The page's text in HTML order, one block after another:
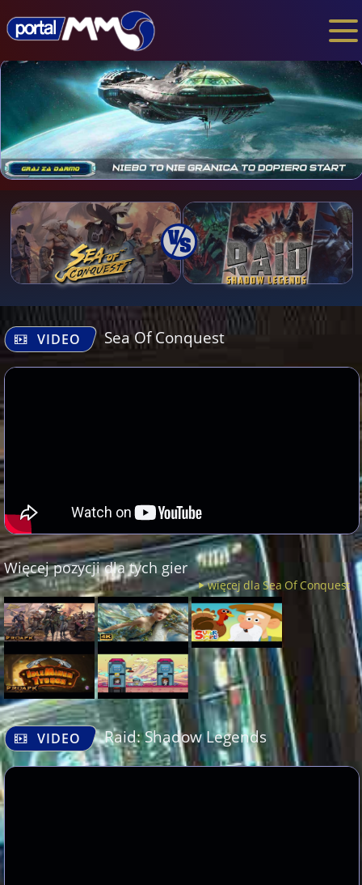
VIDEO Sea Of Conquest
Więcej pozycji dla tych gier
więcej dla Sea Of Conquest
VIDEO Raid: Shadow Legends